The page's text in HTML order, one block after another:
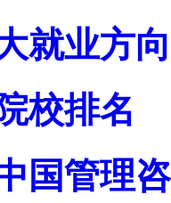
就业方
校排名
国管理